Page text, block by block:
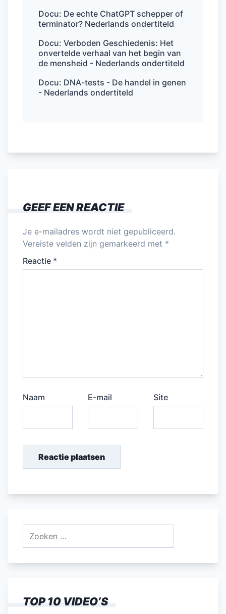
Docu: De echte ChatGPT schepper of
terminator? Nederlands ondertiteld
Docu: Verboden Geschiedenis: Het
onvertelde verhaal van het begin van
de mensheid - Nederlands ondertiteld
Docu: DNA-tests - De handel in genen
- Nederlands ondertiteld
GEEF EEN REACTIE
Je e-mailadres wordt niet gepubliceerd.
Vereiste velden zijn gemarkeerd met *
Reactie *
Naam E-mail Site
TOP 10 VIDEO’S